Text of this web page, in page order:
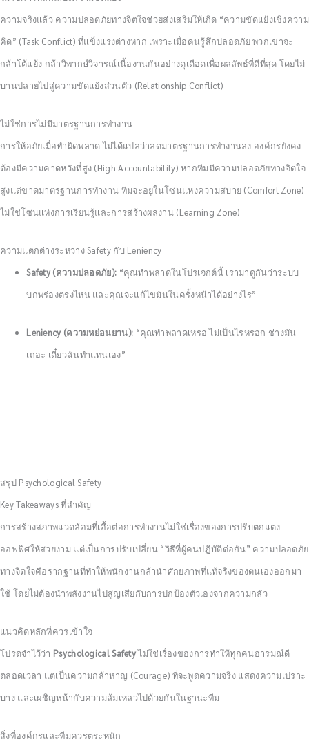
ความจริงแล้ว ความปลอดภัยทางจิตใจช่วยส่งเสริมให้เกิด “ความขัดแย้งเชิงความ
คิด” (Task Conflict) ที่แข็งแรงต่างหาก เพราะเมื่อคนรู้สึกปลอดภัย พวกเขาจะ
กล้าโต้แย้ง กล้าวิพากษ์วิจารณ์เนื้องานกันอย่างดุเดือดเพื่อผลลัพธ์ที่ดีที่สุด โดยไม่
บานปลายไปสู่ความขัดแย้งส่วนตัว (Relationship Conflict)
ไม่ใช่การไม่มีมาตรฐานการทำงาน
การให้อภัยเมื่อทำผิดพลาด ไม่ได้แปลว่าลดมาตรฐานการทำงานลง องค์กรยังคง
ต้องมีความคาดหวังที่สูง (High Accountability) หากทีมมีความปลอดภัยทางจิตใจ
สูงแต่ขาดมาตรฐานการทำงาน ทีมจะอยู่ในโซนแห่งความสบาย (Comfort Zone)
ไม่ใช่โซนแห่งการเรียนรู้และการสร้างผลงาน (Learning Zone)
ความแตกต่างระหว่าง Safety กับ Leniency
Safety (ความปลอดภัย): “คุณทำพลาดในโปรเจกต์นี้ เรามาดูกันว่าระบบ
บกพร่องตรงไหน และคุณจะแก้ไขมันในครั้งหน้าได้อย่างไร”
Leniency (ความหย่อนยาน): “คุณทำพลาดเหรอ ไม่เป็นไรหรอก ช่างมัน
เถอะ เดี๋ยวฉันทำแทนเอง”
สรุป Psychological Safety
Key Takeaways ที่สำคัญ
การสร้างสภาพแวดล้อมที่เอื้อต่อการทำงานไม่ใช่เรื่องของการปรับตกแต่ง
ออฟฟิศให้สวยงาม แต่เป็นการปรับเปลี่ยน “วิธีที่ผู้คนปฏิบัติต่อกัน” ความปลอดภัย
ทางจิตใจคือรากฐานที่ทำให้พนักงานกล้านำศักยภาพที่แท้จริงของตนเองออกมา
ใช้ โดยไม่ต้องนำพลังงานไปสูญเสียกับการปกป้องตัวเองจากความกลัว
แนวคิดหลักที่ควรเข้าใจ
โปรดจำไว้ว่า Psychological Safetyไม่ใช่เรื่องของการทำให้ทุกคนอารมณ์ดี
ตลอดเวลา แต่เป็นความกล้าหาญ (Courage) ที่จะพูดความจริง แสดงความเปราะ
บาง และเผชิญหน้ากับความล้มเหลวไปด้วยกันในฐานะทีม
สิ่งที่องค์กรและทีมควรตระหนัก